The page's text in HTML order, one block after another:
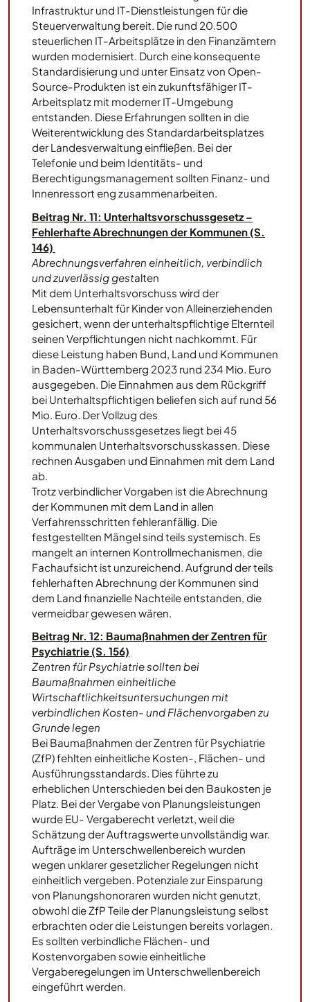
Infrastruktur und IT-Dienstleistungen für die
Steuerverwaltung bereit. Die rund 20.500
steuerlichen IT-Arbeitsplätze in den Finanzämtern
wurden modernisiert. Durch eine konsequente
Standardisierung und unter Einsatz von Open-
Source-Produkten ist ein zukunftsfähiger IT-
Arbeitsplatz mit moderner IT-Umgebung
entstanden. Diese Erfahrungen sollten in die
Weiterentwicklung des Standardarbeitsplatzes
der Landesverwaltung einfließen. Bei der
Telefonie und beim Identitäts- und
Berechtigungsmanagement sollten Finanz- und
Innenressort eng zusammenarbeiten.
Beitrag Nr. 11: Unterhaltsvorschussgesetz –
Fehlerhafte Abrechnungen der Kommunen (S.
146)
Abrechnungsverfahren einheitlich, verbindlich
und zuverlässig gestalten
Mit dem Unterhaltsvorschuss wird der
Lebensunterhalt für Kinder von Alleinerziehenden
gesichert, wenn der unterhaltspflichtige Elternteil
seinen Verpflichtungen nicht nachkommt. Für
diese Leistung haben Bund, Land und Kommunen
in Baden-Württemberg 2023 rund 234 Mio. Euro
ausgegeben. Die Einnahmen aus dem Rückgriff
bei Unterhaltspflichtigen beliefen sich auf rund 56
Mio. Euro. Der Vollzug des
Unterhaltsvorschussgesetzes liegt bei 45
kommunalen Unterhaltsvorschusskassen. Diese
rechnen Ausgaben und Einnahmen mit dem Land
ab.
Trotz verbindlicher Vorgaben ist die Abrechnung
der Kommunen mit dem Land in allen
Verfahrensschritten fehleranfällig. Die
festgestellten Mängel sind teils systemisch. Es
mangelt an internen Kontrollmechanismen, die
Fachaufsicht ist unzureichend. Aufgrund der teils
fehlerhaften Abrechnung der Kommunen sind
dem Land finanzielle Nachteile entstanden, die
vermeidbar gewesen wären.
Beitrag Nr. 12: Baumaßnahmen der Zentren für
Psychiatrie (S. 156)
Zentren für Psychiatrie sollten bei
Baumaßnahmen einheitliche
Wirtschaftlichkeitsuntersuchungen mit
verbindlichen Kosten- und Flächenvorgaben zu
Grunde legen
Bei Baumaßnahmen der Zentren für Psychiatrie
(ZfP) fehlten einheitliche Kosten-, Flächen- und
Ausführungsstandards. Dies führte zu
erheblichen Unterschieden bei den Baukosten je
Platz. Bei der Vergabe von Planungsleistungen
wurde EU- Vergaberecht verletzt, weil die
Schätzung der Auftragswerte unvollständig war.
Aufträge im Unterschwellenbereich wurden
wegen unklarer gesetzlicher Regelungen nicht
einheitlich vergeben. Potenziale zur Einsparung
von Planungshonoraren wurden nicht genutzt,
obwohl die ZfP Teile der Planungsleistung selbst
erbrachten oder die Leistungen bereits vorlagen.
Es sollten verbindliche Flächen- und
Kostenvorgaben sowie einheitliche
Vergaberegelungen im Unterschwellenbereich
eingeführt werden.